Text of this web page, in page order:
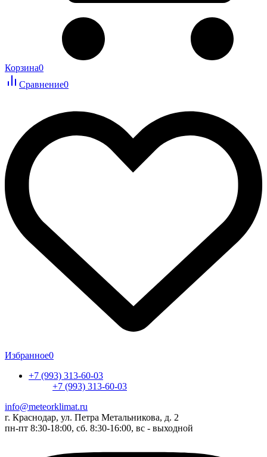
Корзина0
Сравнение0
Избранное0
+7 (993) 313-60-03
+7 (993) 313-60-03
info@meteorklimat.ru
г. Краснодар, ул. Петра Метальникова, д. 2
пн-пт 8:30-18:00, сб. 8:30-16:00, вс - выходной